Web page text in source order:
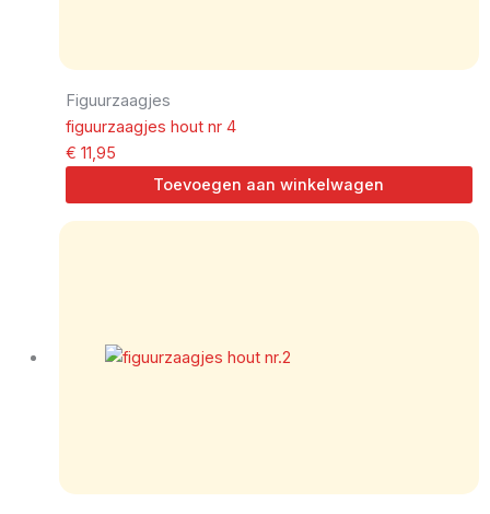
Figuurzaagjes
figuurzaagjes hout nr 4
€ 11,95
Toevoegen aan winkelwagen